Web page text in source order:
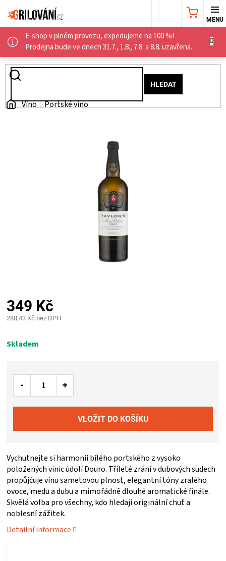
na
obsah
E-shop v plném provozu, expedujeme na 100 %!
Prodejna bude ve dnech 31.7., 1.8., 7.8. a 8.8. uzavřena.
HLEDAT
NÁKUPNÍ
AKČNÍ
NABÍDKA
OMÁČKY
VAKUOVAČKY
ZRÁNÍ
MASA
Domů
Víno Portské víno
349 Kč
288,43 Kč bez DPH
cena:
Skladem
Vychutnejte si harmonii bílého portského z vysoko
položených vinic údolí Douro. Tříleté zrání v dubových sudech
propůjčuje vínu sametovou plnost, elegantní tóny zralého
ovoce, medu a dubu a mimořádně dlouhé aromatické finále.
Skvělá volba pro všechny, kdo hledají originální chuť a
noblesní zážitek.
Detailní informace